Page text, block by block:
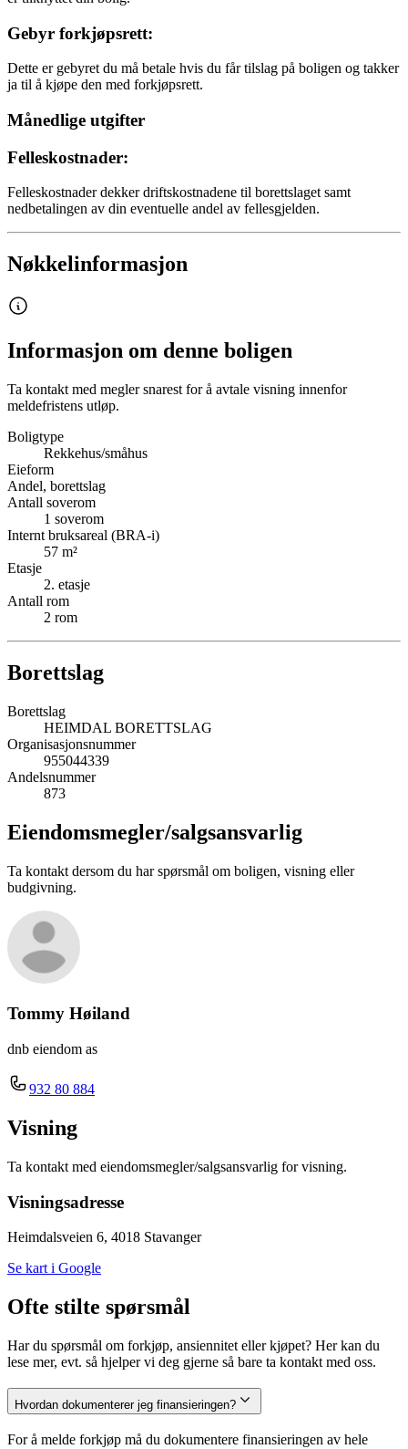
Gebyr forkjøpsrett:
Dette er gebyret du må betale hvis du får tilslag på boligen og takker
ja til å kjøpe den med forkjøpsrett.
Månedlige utgifter
Felleskostnader:
Felleskostnader dekker driftskostnadene til borettslaget samt
nedbetalingen av din eventuelle andel av fellesgjelden.
Nøkkelinformasjon
Informasjon om denne boligen
Ta kontakt med megler snarest for å avtale visning innenfor
meldefristens utløp.
Boligtype
Rekkehus/småhus
Eieform
Andel, borettslag
Antall soverom
1 soverom
Internt bruksareal (BRA-i)
57 m²
Etasje
2. etasje
Antall rom
2 rom
Borettslag
Borettslag
HEIMDAL BORETTSLAG
Organisasjonsnummer
955044339
Andelsnummer
873
Eiendomsmegler/salgsansvarlig
Ta kontakt dersom du har spørsmål om boligen, visning eller
budgivning.
Tommy Høiland
dnb eiendom as
932 80 884
Visning
Ta kontakt med eiendomsmegler/salgsansvarlig for visning.
Visningsadresse
Heimdalsveien 6, 4018 Stavanger
Se kart i Google
Ofte stilte spørsmål
Har du spørsmål om forkjøp, ansiennitet eller kjøpet? Her kan du
lese mer, evt. så hjelper vi deg gjerne så bare ta kontakt med oss.
Hvordan dokumenterer jeg finansieringen?
For å melde forkjøp må du dokumentere finansieringen av hele